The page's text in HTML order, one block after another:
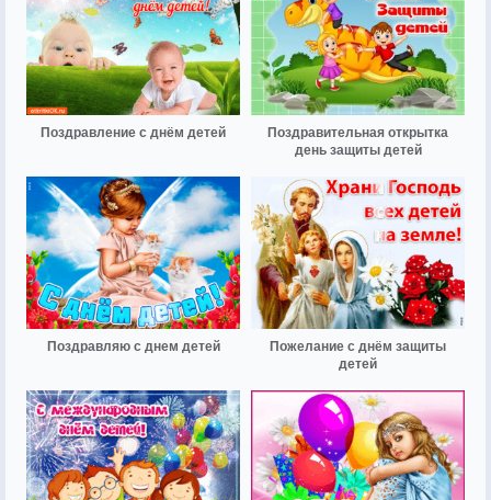
Поздравление с днём детей
Поздравительная открытка
день защиты детей
Поздравляю с днем детей
Пожелание с днём защиты
детей